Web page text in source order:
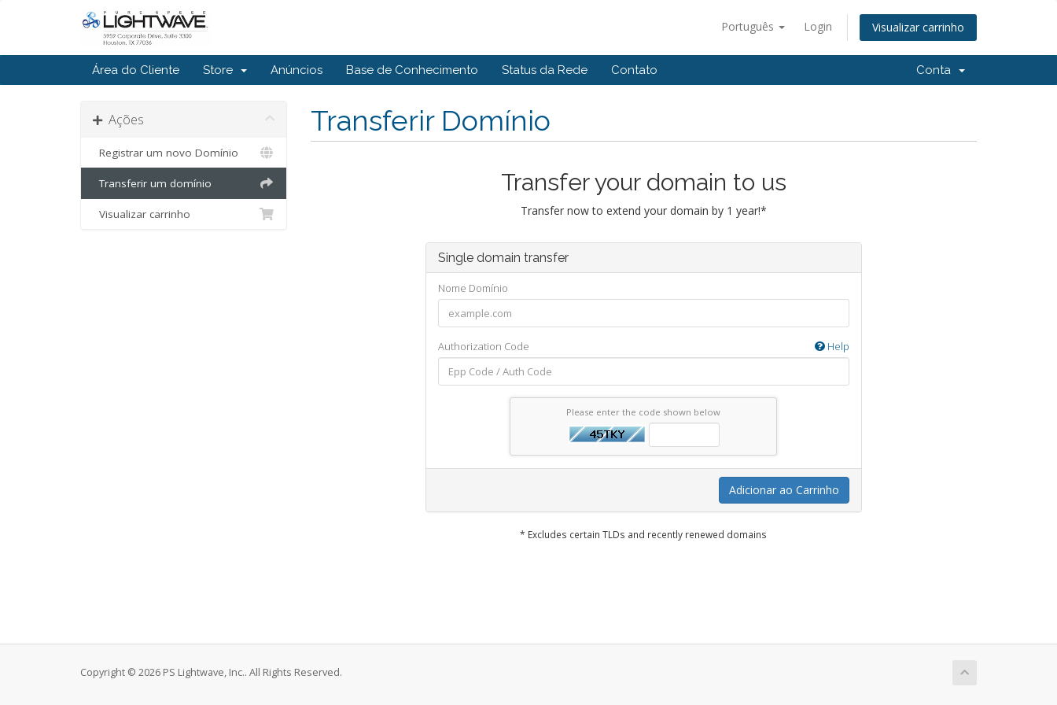
Português Login Visualizar carrinho
Área do Cliente Store Anúncios Base de Conhecimento Status da Rede Contato Conta
Transferir Domínio
Ações
Registrar um novo Domínio
Transferir um domínio
Visualizar carrinho
Transfer your domain to us
Transfer now to extend your domain by 1 year!*
Single domain transfer
Nome Domínio
Authorization Code Help
Please enter the code shown below
Adicionar ao Carrinho
* Excludes certain TLDs and recently renewed domains
Copyright © 2026 PS Lightwave, Inc.. All Rights Reserved.